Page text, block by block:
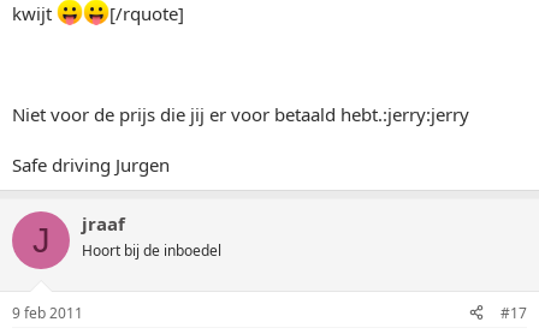
kwijt
[/rquote]
Niet voor de prijs die jij er voor betaald hebt.:jerry:jerry
Safe driving Jurgen
J jraaf
Hoort bij de inboedel
9 feb 2011 #17